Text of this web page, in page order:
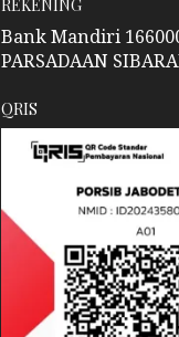
REKENING
Bank Mandiri
PARSADAAN
QRIS